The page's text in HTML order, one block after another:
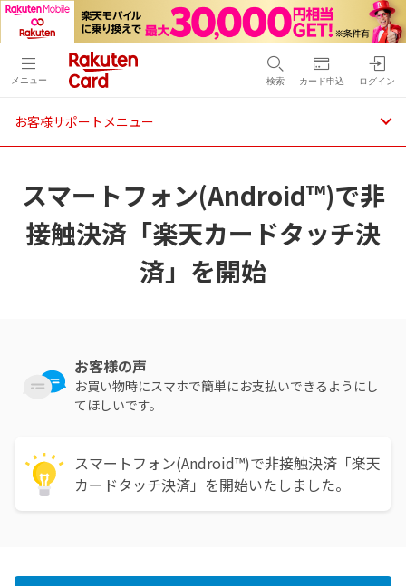
メニュー 検索 カード申込 ログイン
お客様サポートメニュー
スマートフォン(Android™)で非
接触決済「楽天カードタッチ決
済」を開始
お客様の声
お買い物時にスマホで簡単にお支払いできるようにし
てほしいです。
スマートフォン(Android™)で非接触決済「楽天
カードタッチ決済」を開始いたしました。